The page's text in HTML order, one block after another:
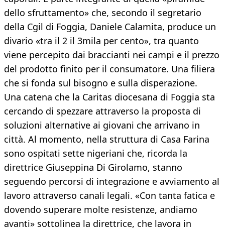
dello sfruttamento» che, secondo il segretario
della Cgil di Foggia, Daniele Calamita, produce un
divario «tra il 2 il 3mila per cento», tra quanto
viene percepito dai braccianti nei campi e il prezzo
del prodotto finito per il consumatore. Una filiera
che si fonda sul bisogno e sulla disperazione.
Una catena che la Caritas diocesana di Foggia sta
cercando di spezzare attraverso la proposta di
soluzioni alternative ai giovani che arrivano in
città. Al momento, nella struttura di Casa Farina
sono ospitati sette nigeriani che, ricorda la
direttrice Giuseppina Di Girolamo, stanno
seguendo percorsi di integrazione e avviamento al
lavoro attraverso canali legali. «Con tanta fatica e
dovendo superare molte resistenze, andiamo
avanti» sottolinea la direttrice, che lavora in